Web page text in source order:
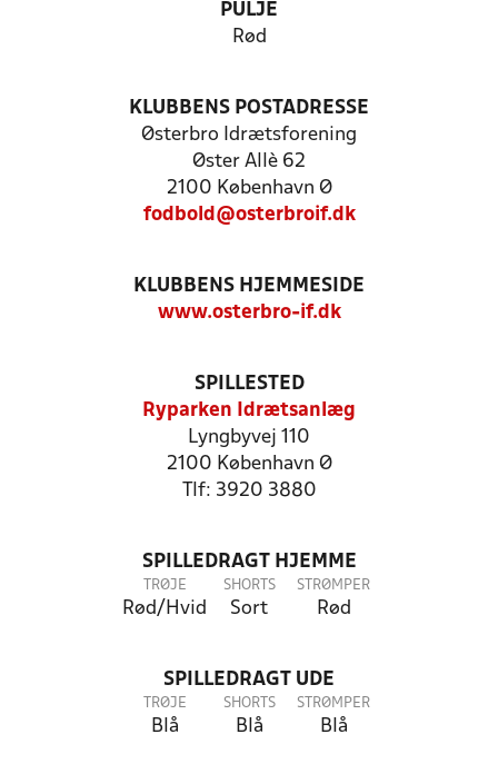
PULJE
Rød
KLUBBENS POSTADRESSE
Østerbro Idrætsforening
Øster Allè 62
2100 København Ø
fodbold@osterbroif.dk
KLUBBENS HJEMMESIDE
www.osterbro-if.dk
SPILLESTED
Ryparken Idrætsanlæg
Lyngbyvej 110
2100 København Ø
Tlf: 3920 3880
SPILLEDRAGT HJEMME
TRØJE
Rød/Hvid
SHORTS
Sort
STRØMPER
Rød
SPILLEDRAGT UDE
TRØJE
Blå
SHORTS
Blå
STRØMPER
Blå